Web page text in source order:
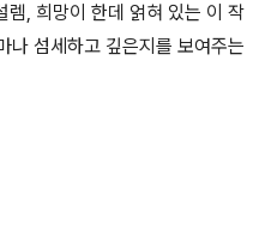
렘, 희망이 한데 얽혀 있는 이 작
나 섬세하고 깊은지를 보여주는